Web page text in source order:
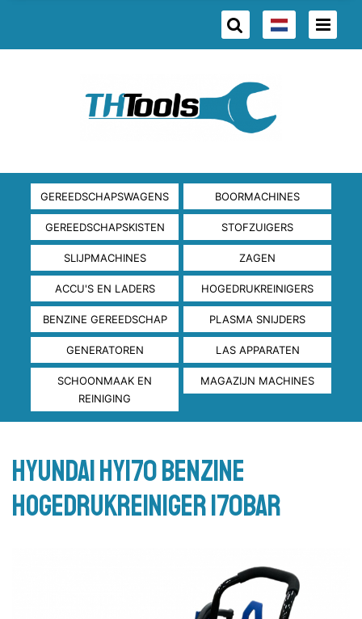
GEREEDSCHAPSWAGENS BOORMACHINES
GEREEDSCHAPSKISTEN STOFZUIGERS
SLIJPMACHINES ZAGEN
ACCU'S EN LADERS HOGEDRUKREINIGERS
BENZINE GEREEDSCHAP PLASMA SNIJDERS
GENERATOREN LAS APPARATEN
SCHOONMAAK EN
REINIGING
MAGAZIJN MACHINES
HYUNDAI HY170 Benzine
Hogedrukreiniger 170bar